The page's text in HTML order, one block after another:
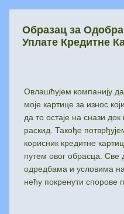
Образац за
Уплате Кредитне
Овлашћујем компанију
моје картице за износ
да то остаје на снази
раскид. Такође
корисник кредитне
путем овог обрасца. Све
одредбама и условима
нећу покренути спорове